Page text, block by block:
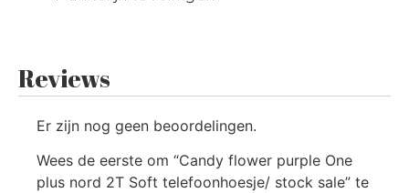
Reviews
Er zijn nog geen beoordelingen.
Wees de eerste om “Candy flower purple One
plus nord 2T Soft telefoonhoesje/ stock sale” te